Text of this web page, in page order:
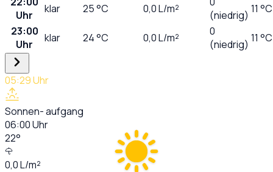
Uhr
klar 25°C 0,0L/m²
(niedrig) 11 °C
23:00
Uhr
klar 24°C 0,0L/m²
0
(niedrig) 11 °C
05:29Uhr
Sonnen- aufgang
06:00Uhr
22°
0,0L/m²